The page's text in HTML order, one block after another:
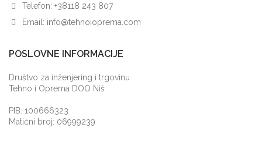
Telefon: +38118 243 807
Email: info@tehnoioprema.com
POSLOVNE INFORMACIJE
Društvo za inženjering i trgovinu
Tehno i Oprema DOO Niš
PIB: 100666323
Matični broj: 06999239